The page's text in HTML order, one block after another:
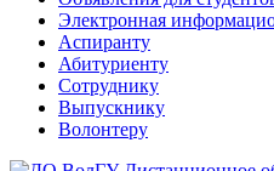
Электронная
Аспиранту
Абитуриенту
Сотруднику
Выпускнику
Волонтеру